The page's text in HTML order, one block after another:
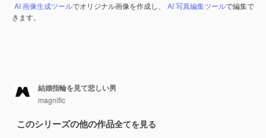
AI 画像生成ツールでオリジナル画像を作成し、 AI 写真編集ツールで編集で
きます。
結婚指輪を見て悲しい男
magnific
このシリーズの他の作品全てを見る